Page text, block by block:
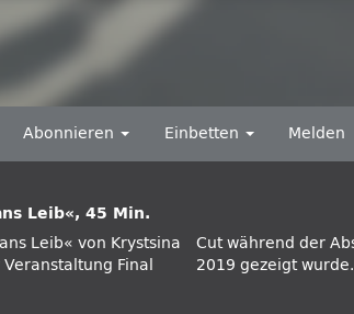
Abonnieren Einbetten Melden
Leib«, 45 Min.
Leib« von Krystsina
Final
im Juli
2019 gezeigt wurde.